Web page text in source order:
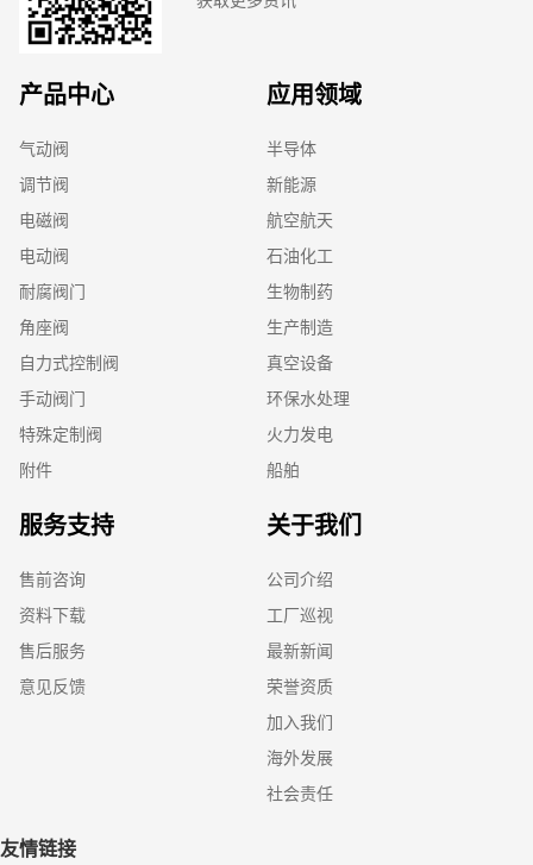
产品中心
气动阀
调节阀
电磁阀
电动阀
耐腐阀门
角座阀
自力式控制阀
手动阀门
特殊定制阀
附件
应用领域
半导体
新能源
航空航天
石油化工
生物制药
生产制造
真空设备
环保水处理
火力发电
船舶
服务支持
售前咨询
资料下载
售后服务
意见反馈
关于我们
公司介绍
工厂巡视
最新新闻
荣誉资质
加入我们
海外发展
社会责任
友情链接